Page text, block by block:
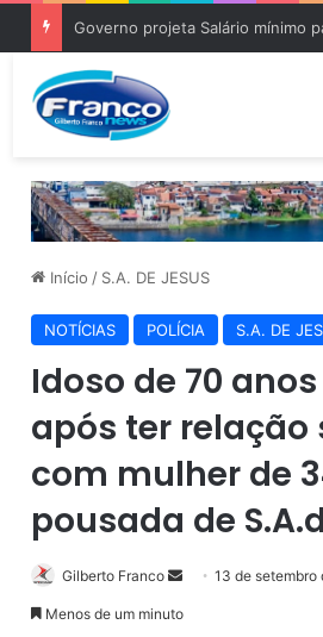
Início / S.A. DE JESUS
NOTÍCIAS POLÍCIA S.A. DE
Idoso de 70
após ter relação
com mulher de
pousada de
Gilberto Franco 13 de setembro
Menos de um minuto